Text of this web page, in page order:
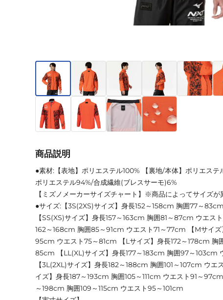
商品説明
●素材:【表地】ポリエステル100% 【裏地/本体】ポリエステ
ポリエステル94%/合成繊維(ブレスサーモ)6%
【ミズノメーカーサイズチャート】※商品によってサイズが
●サイズ:【3S(2XS)サイズ】身長152～158cm 胸囲77～
【SS(XS)サイズ】身長157～163cm 胸囲81～87cm ウエス
162～168cm 胸囲85～91cm ウエスト71～77cm 【Mサイ
95cm ウエスト75～81cm 【Lサイズ】身長172～178cm 胸
85cm 【LL(XL)サイズ】身長177～183cm 胸囲97～103cm
【3L(2XL)サイズ】身長182～188cm 胸囲101～107cm ウ
イズ】身長187～193cm 胸囲105～111cm ウエスト91～
～198cm 胸囲109～115cm ウエスト95～101cm